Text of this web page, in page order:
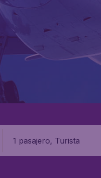
1 pasajero, Turista